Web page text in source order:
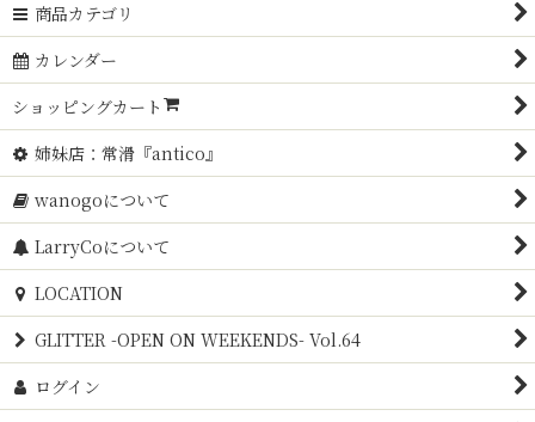
商品カテゴリ
カレンダー
ショッピングカート
姉妹店：常滑『antico』
wanogoについて
LarryCoについて
LOCATION
GLITTER -OPEN ON WEEKENDS- Vol.64
ログイン